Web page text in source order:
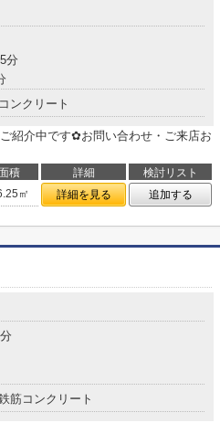
分
ンクリート
紹介中です✿お問い合わせ・ご来店お
積 詳細
検討リスト
㎡
詳細を見る 追加する
筋コンクリート